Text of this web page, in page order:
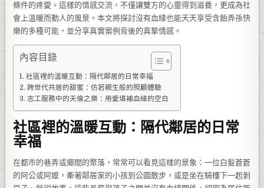
條件的疼愛。這樣的情感交流，不僅讓雙方的心靈得到滋養，更成為社
會上溫暖而動人的風景。本文將探討沒有血緣也能天天享受含飴弄孫快
樂的多種可能，並分享真實案例背後的真摯情感。
內容目錄
社區裡的溫暖互動：隔代鄰居的日常幸福
跨世代共居的甜蜜：仿若親生般的照顧體驗
志工服務中的天倫之樂：用愛填補血緣的空白
社區裡的溫暖互動：隔代鄰居的日常
幸福
在都市的巷弄或鄉間的聚落，常常可以看見這樣的景象：一位白髮蒼蒼
的阿公或阿嬤，牽著鄰居家的小孩到公園散步，或是坐在騎樓下一起剝